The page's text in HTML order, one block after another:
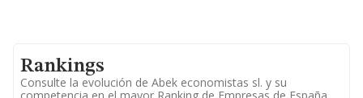
Rankings
Consulte la evolución de Abek economistas sl. y su